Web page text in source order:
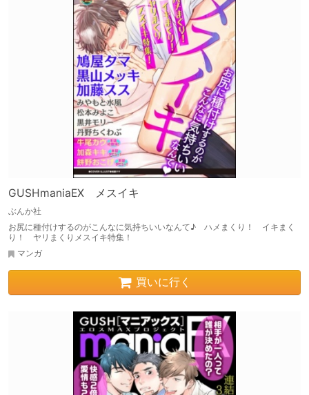
GUSHmaniaEX メスイキ
ぶんか社
お尻に種付けするのがこんなに気持ちいいなんて♪ ハメまくり！ イキまく
り！ ヤリまくりメスイキ特集！
マンガ
買いに行く